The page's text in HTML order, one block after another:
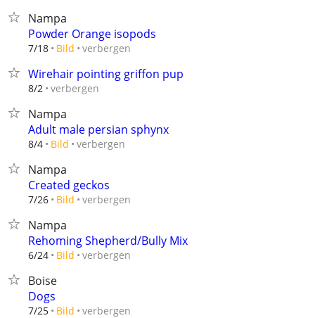
Nampa
Powder Orange isopods
7/18 Bild verbergen
Wirehair pointing griffon pup
8/2 verbergen
Nampa
Adult male persian sphynx
8/4 Bild verbergen
Nampa
Created geckos
7/26 Bild verbergen
Nampa
Rehoming Shepherd/Bully Mix
6/24 Bild verbergen
Boise
Dogs
7/25 Bild verbergen